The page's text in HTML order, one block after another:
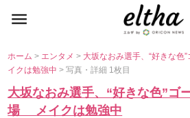
ホーム> エンタメ> 大坂なおみ選手、“好きな
イクは勉強中> 写真・詳細 1枚目
大坂なおみ選手、“好きな色”ゴ
場 メイクは勉強中